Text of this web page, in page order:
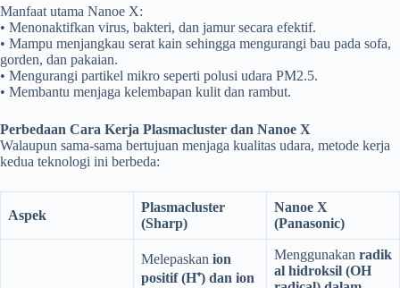
Manfaat utama Nanoe X:
• Menonaktifkan virus, bakteri, dan jamur secara efektif.
• Mampu menjangkau serat kain sehingga mengurangi bau pada sofa,
gorden, dan pakaian.
• Mengurangi partikel mikro seperti polusi udara PM2.5.
• Membantu menjaga kelembapan kulit dan rambut.
Perbedaan Cara Kerja Plasmacluster dan Nanoe X
Walaupun sama-sama bertujuan menjaga kualitas udara, metode kerja
kedua teknologi ini berbeda:
Aspek
Plasmacluster
(Sharp)
Nanoe X
(Panasonic)
Melepaskan ion
positif (H⁺) dan ion
Menggunakan radik
al hidroksil (OH